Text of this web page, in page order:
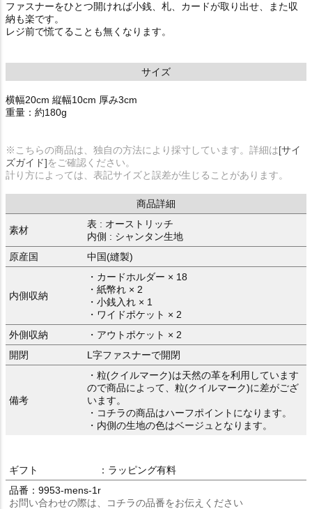
ファスナーをひとつ開ければ小銭、札、カードが取り出せ、また収
納も楽です。
レジ前で慌てることも無くなります。
サイズ
横幅20cm 縦幅10cm 厚み3cm
重量：約180g
※こちらの商品は、独自の方法により採寸しています。詳細は[サイ
ズガイド]をご確認ください。
計り方によっては、表記サイズと誤差が生じることがあります。
商品詳細
素材
表 : オーストリッチ
内側 : シャンタン生地
原産国
中国(縫製)
内側収納
・カードホルダー × 18
・紙幣れ × 2
・小銭入れ × 1
・ワイドポケット × 2
外側収納
・アウトポケット × 2
開閉
L字ファスナーで開閉
備考
・粒(クイルマーク)は天然の革を利用しています
ので商品によって、粒(クイルマーク)に差がござ
います。
・コチラの商品はハーフポイントになります。
・内側の生地の色はベージュとなります。
ギフト
：ラッピング有料
品番：9953-mens-1r
お問い合わせの際は、コチラの品番をお伝えください